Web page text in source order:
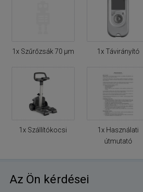
1x Szűrőzsák 70 μm 1x Távirányító
1x Szállítókocsi
1x Használati
útmutató
Az Ön kérdései